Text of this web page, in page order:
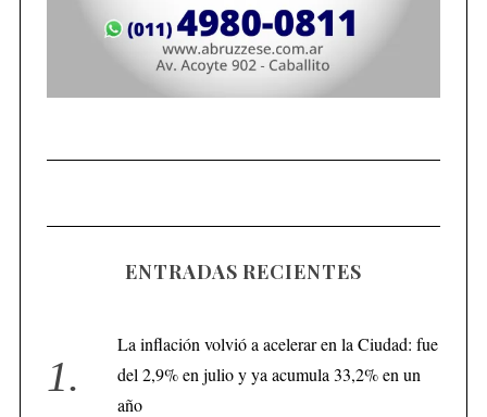
ENTRADAS RECIENTES
La inflación volvió a acelerar en la Ciudad: fue
del 2,9% en julio y ya acumula 33,2% en un
año